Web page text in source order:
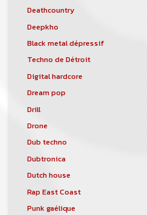
Deathcountry
Deepkho
Black metal dépressif
Techno de Détroit
Digital hardcore
Dream pop
Drill
Drone
Dub techno
Dubtronica
Dutch house
Rap East Coast
Punk gaélique